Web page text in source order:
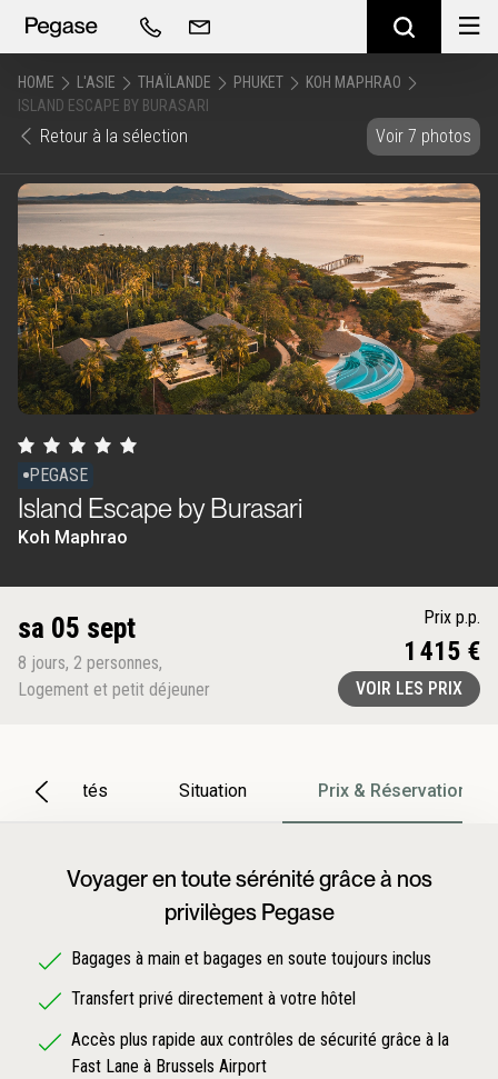
HOME L'ASIE THAÏLANDE PHUKET
KOH MAPHRAO
ISLAND ESCAPE BY BURASARI
Retour à la sélection Voir 7 photos
PEGASE
Island Escape by Burasari
Koh Maphrao
sa 05 sept
8 jours, 2 personnes,
Logement et petit déjeuner
Prix p.p.
1 415 €
VOIR LES PRIX
Particularités Situation Prix & Réservation
Voyager en toute sérénité grâce à nos
privilèges Pegase
Bagages à main et bagages en soute toujours inclus
Transfert privé directement à votre hôtel
Accès plus rapide aux contrôles de sécurité grâce à la
Fast Lane à Brussels Airport